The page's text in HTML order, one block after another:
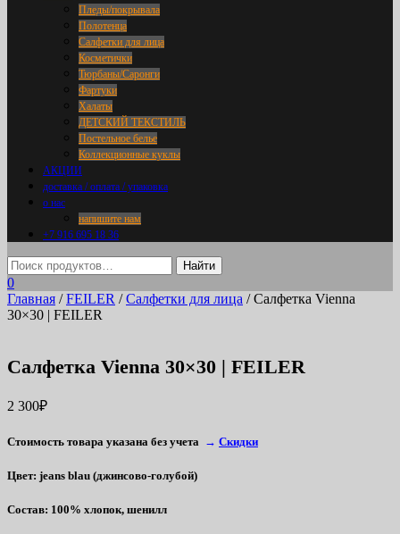
Пледы/покрывала
Полотенца
Салфетки для лица
Косметички
Тюрбаны/Саронги
Фартуки
Халаты
ДЕТСКИЙ ТЕКСТИЛЬ
Постельное белье
Коллекционные куклы
АКЦИИ
доставка / оплата / упаковка
о нас
напишите нам
+7 916 695 18 36
0
Главная /FEILER /Салфетки для лица / Салфетка Vienna
30×30 | FEILER
Салфетка Vienna 30×30 | FEILER
2 300₽
Стоимость товара указана без учета → Скидки
Цвет: jeans blau (джинсово-голубой)
Состав: 100% хлопок, шенилл